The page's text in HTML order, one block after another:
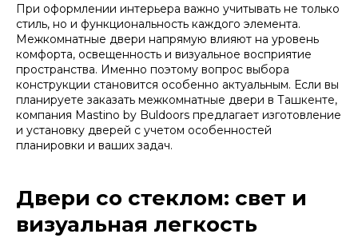
При оформлении интерьера важно учитывать не только
стиль, но и функциональность каждого элемента.
Межкомнатные двери напрямую влияют на уровень
комфорта, освещенность и визуальное восприятие
пространства. Именно поэтому вопрос выбора
конструкции становится особенно актуальным. Если вы
планируете заказать межкомнатные двери в Ташкенте,
компания Mastino by Buldoors предлагает изготовление
и установку дверей с учетом особенностей
планировки и ваших задач.
Двери со стеклом: свет и
визуальная легкость